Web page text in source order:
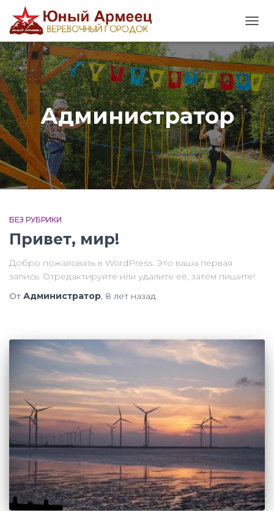
Администратор
БЕЗ РУБРИКИ
Привет, мир!
Добро пожаловать в WordPress. Это ваша первая
запись. Отредактируйте или удалите её, затем пишите!
От Администратор, 8 лет назад